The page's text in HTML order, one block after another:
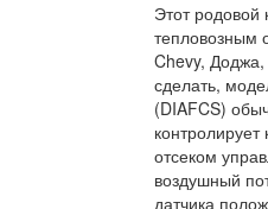
Этот родовой
тепловозным
Chevy, Доджа,
сделать,
(DIAFCS)
отсеком
воздушный
датчика